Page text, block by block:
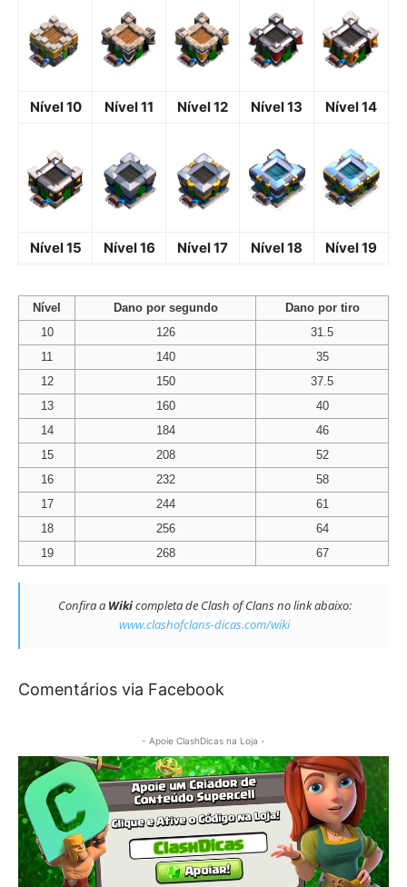
Nível 10 Nível 11 Nível 12 Nível 13 Nível 14
Nível 15 Nível 16 Nível 17 Nível 18 Nível 19
Nível Dano por segundo
Dano por tiro
10
126
31.5
11
140
35
12
150
37.5
13
160
40
14
184
46
15
208
52
16
232
58
17
244
61
18
256
64
19
268 67
Confira a Wikicompleta de Clash of Clans no link abaixo:
www.clashofclans-dicas.com/wiki
Comentários via Facebook
- Apoie ClashDicas na Loja -